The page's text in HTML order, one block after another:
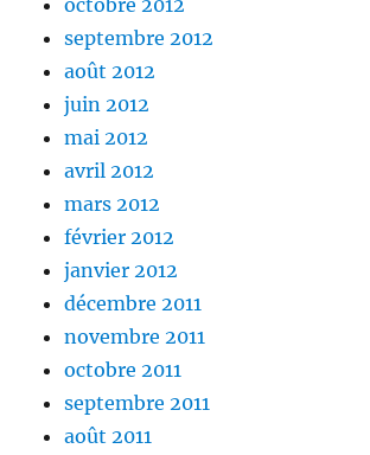
septembre 2012
août 2012
juin 2012
mai 2012
avril 2012
mars 2012
février 2012
janvier 2012
décembre 2011
novembre 2011
octobre 2011
septembre 2011
août 2011